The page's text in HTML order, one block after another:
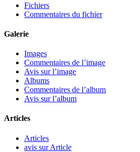
Fichiers
Commentaires du fichier
Galerie
Images
Commentaires de l’image
Avis sur l’image
Albums
Commentaires de l’album
Avis sur l’album
Articles
Articles
avis sur Article